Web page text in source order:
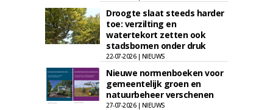
Droogte slaat steeds harder
toe: verzilting en
watertekort zetten ook
stadsbomen onder druk
22-07-2026 | NIEUWS
Nieuwe normenboeken voor
gemeentelijk groen en
natuurbeheer verschenen
27-07-2026 | NIEUWS